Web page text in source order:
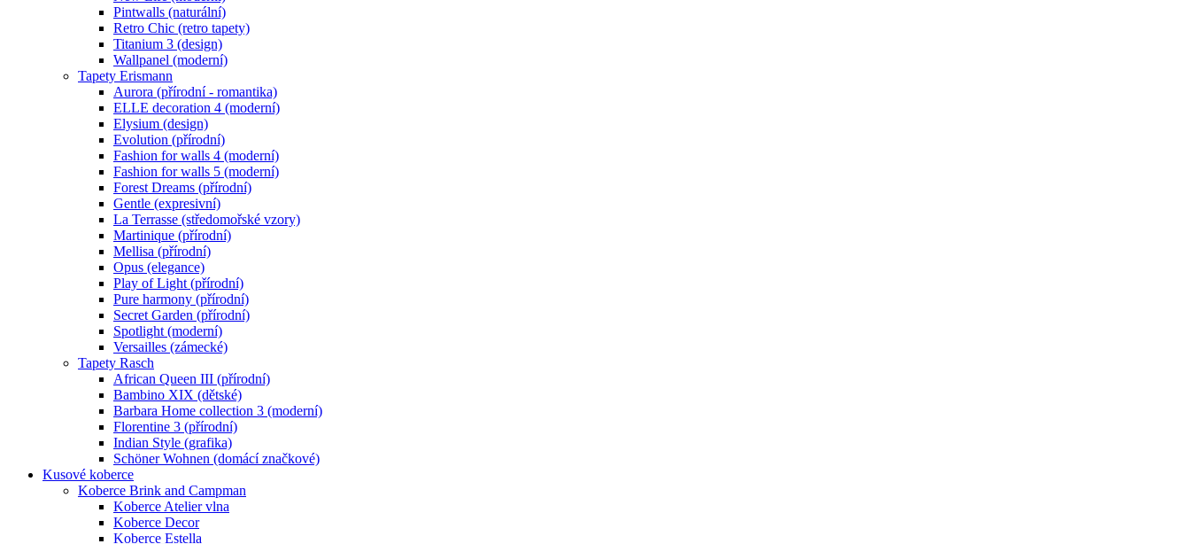
Pintwalls (naturální)
Retro Chic (retro tapety)
Titanium 3 (design)
Wallpanel (moderní)
Tapety Erismann
Aurora (přírodní - romantika)
ELLE decoration 4 (moderní)
Elysium (design)
Evolution (přírodní)
Fashion for walls 4 (moderní)
Fashion for walls 5 (moderní)
Forest Dreams (přírodní)
Gentle (expresivní)
La Terrasse (středomořské vzory)
Martinique (přírodní)
Mellisa (přírodní)
Opus (elegance)
Play of Light (přírodní)
Pure harmony (přírodní)
Secret Garden (přírodní)
Spotlight (moderní)
Versailles (zámecké)
Tapety Rasch
African Queen III (přírodní)
Bambino XIX (dětské)
Barbara Home collection 3 (moderní)
Florentine 3 (přírodní)
Indian Style (grafika)
Schöner Wohnen (domácí značkové)
Kusové koberce
Koberce Brink and Campman
Koberce Atelier vlna
Koberce Decor
Koberce Estella